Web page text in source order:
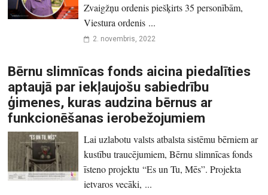
Zvaigžņu ordenis piešķirts 35 personībām,
Viestura ordenis ...
2. novembris, 2022
Bērnu slimnīcas fonds aicina piedalīties
aptaujā par iekļaujošu sabiedrību
ģimenes, kuras audzina bērnus ar
funkcionēšanas ierobežojumiem
Lai uzlabotu valsts atbalsta sistēmu bērniem ar
kustību traucējumiem, Bērnu slimnīcas fonds
īsteno projektu “Es un Tu, Mēs”. Projekta
ietvaros vecāki, ...